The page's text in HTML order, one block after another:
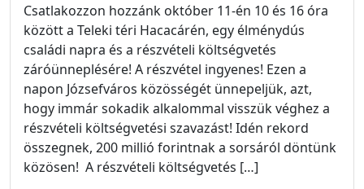
Csatlakozzon hozzánk október 11-én 10 és 16 óra
között a Teleki téri Hacacárén, egy élménydús
családi napra és a részvételi költségvetés
záróünneplésére! A részvétel ingyenes! Ezen a
napon Józsefváros közösségét ünnepeljük, azt,
hogy immár sokadik alkalommal visszük véghez a
részvételi költségvetési szavazást! Idén rekord
összegnek, 200 millió forintnak a sorsáról döntünk
közösen! A részvételi költségvetés […]